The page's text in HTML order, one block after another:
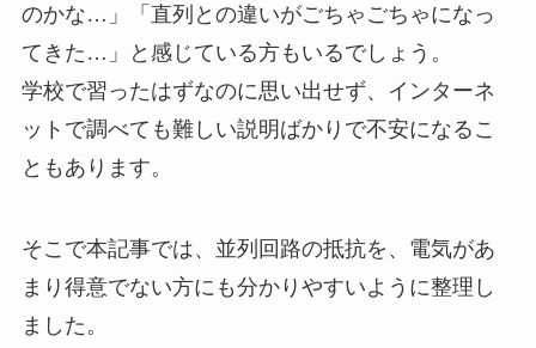
のかな…」「直列との違いがごちゃごちゃになっ
てきた…」と感じている方もいるでしょう。
学校で習ったはずなのに思い出せず、インターネ
ットで調べても難しい説明ばかりで不安になるこ
ともあります。
そこで本記事では、並列回路の抵抗を、電気があ
まり得意でない方にも分かりやすいように整理し
ました。